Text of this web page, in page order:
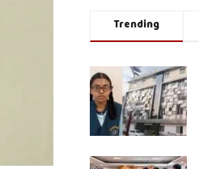
Trending